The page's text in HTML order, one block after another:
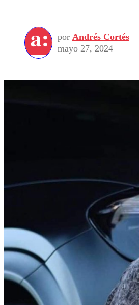
por Andrés Cortés
mayo 27, 2024